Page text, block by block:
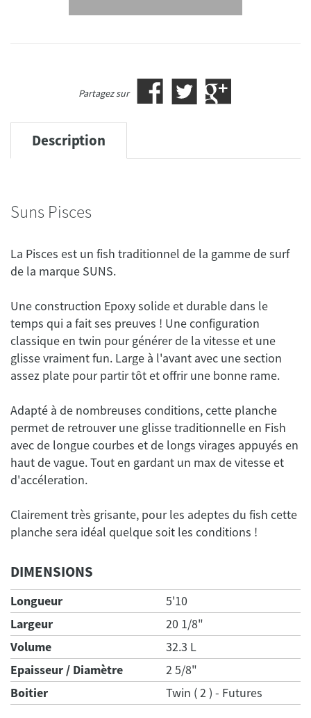
Partagez sur
Description
Suns Pisces
La Pisces est un fish traditionnel de la gamme de surf
Une construction Epoxy solide et durable dans le
temps qui a fait ses preuves ! Une configuration
classique en twin pour générer de la vitesse et une
glisse vraiment fun. Large à l'avant avec une section
Adapté à de nombreuses conditions, cette planche
permet de retrouver une glisse traditionnelle en Fish
avec de longue courbes et de longs virages appuyés en
haut de vague. Tout en gardant un max de vitesse et
Clairement très grisante, pour les adeptes du fish cette
DIMENSIONS
Longueur
5'10
Largeur
20 1/8"
Volume
32.3 L
Epaisseur / Diamètre
2 5/8"
Boitier
Twin ( 2 ) - Futures